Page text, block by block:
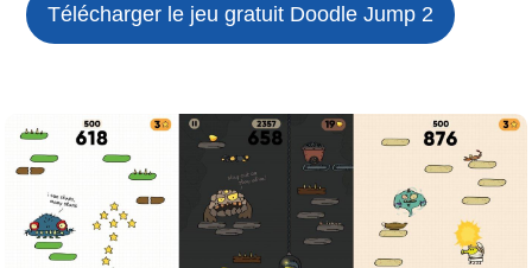
Télécharger le jeu gratuit Doodle Jump 2